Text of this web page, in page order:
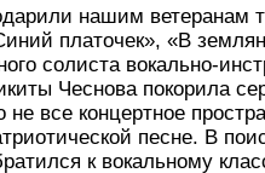
нашим ветеранам
платочек», «В
солиста вокально-
Чеснова покорила
не все концертное
песне. В
к вокальному